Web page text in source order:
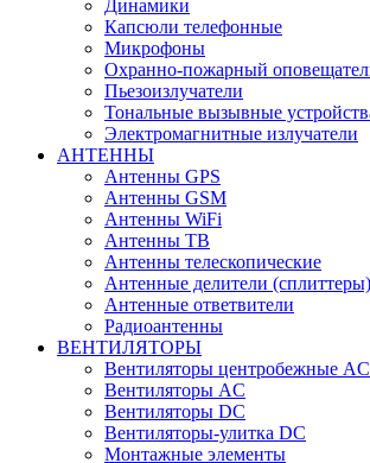
Динамики
Капсюли телефонные
Микрофоны
Охранно-пожарный
Пьезоизлучатели
Тональные вызывные
Электромагнитные излучатели
АНТЕННЫ
Антенны GPS
Антенны GSM
Антенны WiFi
Антенны ТВ
Антенны телескопические
Антенные делители (сплиттеры)
Антенные ответвители
Радиоантенны
ВЕНТИЛЯТОРЫ
Вентиляторы центробежные AC
Вентиляторы AC
Вентиляторы DC
Вентиляторы-улитка DC
Монтажные элементы